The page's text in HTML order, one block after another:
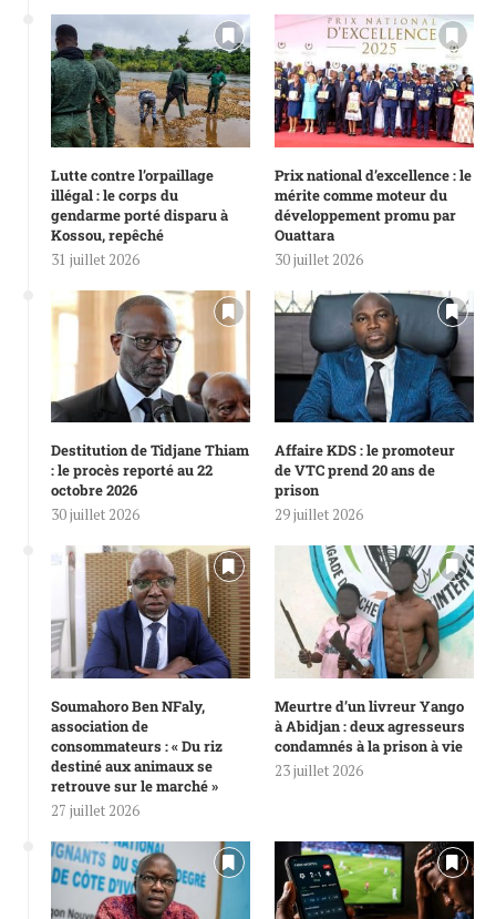
Lutte contre l’orpaillage
illégal : le corps du
gendarme porté disparu à
Kossou, repêché
31 juillet 2026
Prix national d’excellence : le
mérite comme moteur du
développement promu par
Ouattara
30 juillet 2026
Destitution de Tidjane Thiam
: le procès reporté au 22
octobre 2026
30 juillet 2026
Affaire KDS : le promoteur
de VTC prend 20 ans de
prison
29 juillet 2026
Soumahoro Ben NFaly,
association de
consommateurs : « Du riz
destiné aux animaux se
retrouve sur le marché »
27 juillet 2026
Meurtre d’un livreur Yango
à Abidjan : deux agresseurs
condamnés à la prison à vie
23 juillet 2026